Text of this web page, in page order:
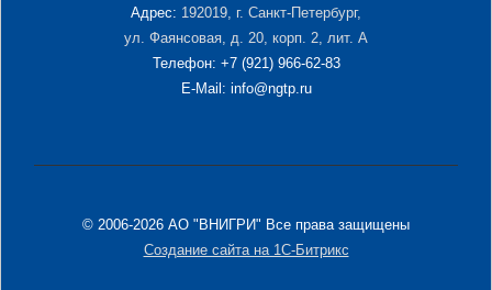
Адрес: 192019, г. Санкт-Петербург,
ул. Фаянсовая, д. 20, корп. 2, лит. А
Телефон: +7 (921) 966-62-83
E-Mail: info@ngtp.ru
© 2006-2026 АО "ВНИГРИ" Все права защищены
Создание сайта на 1С-Битрикс